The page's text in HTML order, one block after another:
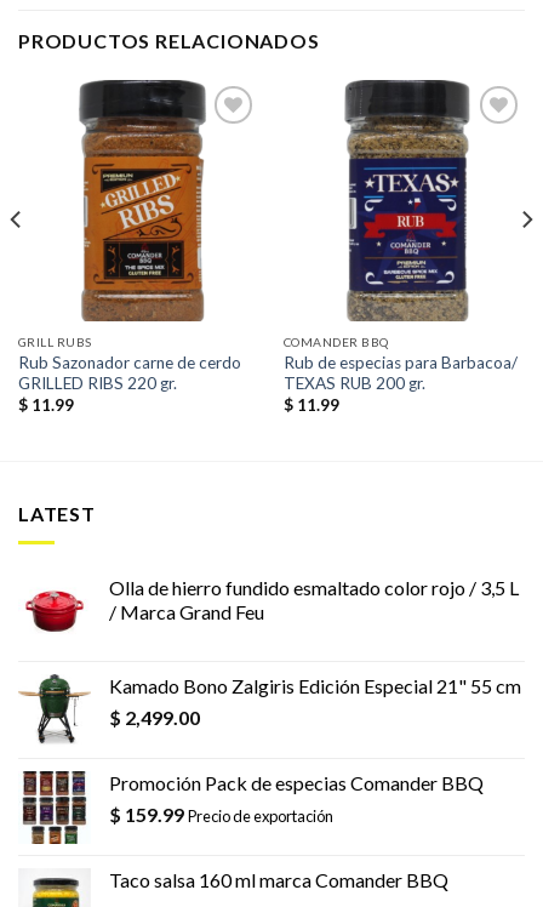
PRODUCTOS RELACIONADOS
Añadir
lista de
deseos
GRILL RUBS
Rub Sazonador carne de cerdo
GRILLED RIBS 220 gr.
$11.99
lista de
deseos
COMANDER BBQ
Rub de especias para Barbacoa/
TEXAS RUB 200 gr.
$11.99
LATEST
Olla de hierro fundido esmaltado color rojo / 3,5 L
/ Marca Grand Feu
Kamado Bono Zalgiris Edición Especial 21" 55 cm
$ 2,499.00
Promoción Pack de especias Comander BBQ
$ 159.99Precio de exportación
Taco salsa 160 ml marca Comander BBQ